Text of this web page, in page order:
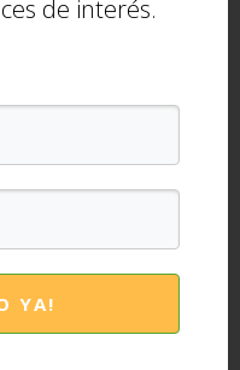
de interés.
YA!